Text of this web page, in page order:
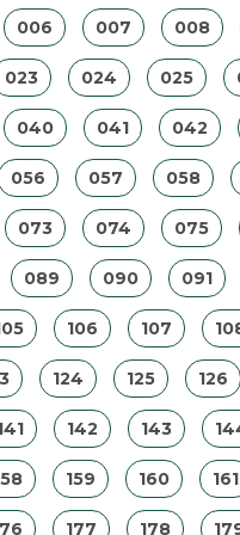
006 007 008
023 024 025
040 041 042
056 057 058
073 074 075
089 090 091
106 107
124 125 126
142 143
159 160 161
177 178